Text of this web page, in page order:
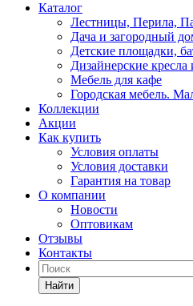
Каталог
Лестницы, Перила,
Дача и загородный
Детские площадки,
Дизайнерские кресла
Мебель для кафе
Городская мебель.
Коллекции
Акции
Как купить
Условия оплаты
Условия доставки
Гарантия на товар
О компании
Новости
Оптовикам
Отзывы
Контакты
Найти